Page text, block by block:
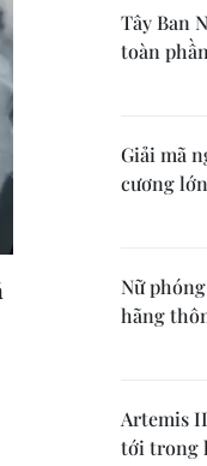
Tây Ban
toàn
Giải mã
cương
Nữ
hãng
Artemis
tới trong